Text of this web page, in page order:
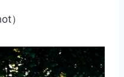
）